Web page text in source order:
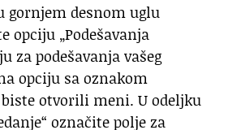
​​gornjem desnom uglu
opciju „Podešavanja
za podešavanja vašeg
opciju sa oznakom
biste otvorili meni. U odeljku
označite polje za